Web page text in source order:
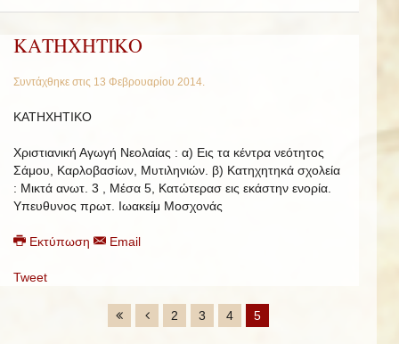
ΚΑΤΗΧΗΤΙΚΟ
Συντάχθηκε στις 13 Φεβρουαρίου 2014.
ΚΑΤΗΧΗΤΙΚΟ
Χριστιανική Αγωγή Νεολαίας : α) Εις τα κέντρα νεότητος
Σάμου, Καρλοβασίων, Μυτιληνιών. β) Κατηχητηκά σχολεία
: Μικτά ανωτ. 3 , Μέσα 5, Κατώτερασ εις εκάστην ενορία.
Υπευθυνος πρωτ. Ιωακείμ Μοσχονάς
Εκτύπωση Email
Tweet
2 3 4 5